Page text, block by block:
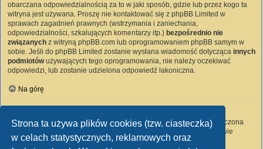
Strona ta używa plików cookies (tzw. ciasteczka)
w celach statystycznych, reklamowych oraz
obarczana odpowiedzialnością za to w jaki sposób, gdzie lub przez kogo ta
witryna jest używana. Proszę nie kontaktować się z phpBB Limited w
sprawach zagadnień prawnych (wstrzymania i zaniechania,
odpowiedzialności, szkalujących komentarzy itp.) bezpośrednio nie
związanych z witryną phpBB.com lub oprogramowaniem phpBB samym w
sobie. Jeśli do phpBB Limited zostanie wysłana wiadomość dotycząca innych
podmiotówużywających tego oprogramowania, nie należy oczekiwać
odpowiedzi, lub zostanie udzielona odpowiedź lakoniczna.
Na górę
Wszyscy użytkownicy witryny mogą używać – jeśli funkcja ta jest włączona
przez administratora witryny – formularza „Kontakt z nami”. Członkowie
witryny mogą także używać odnośnika „Zespół administracyjny”.